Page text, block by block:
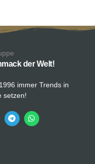
der Welt!
immer Trends in
setzen!